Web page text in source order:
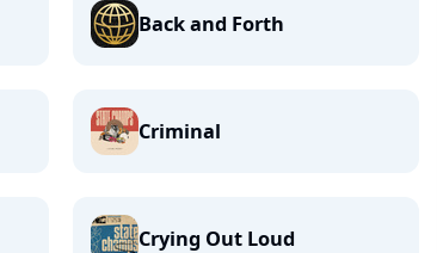
Back and Forth
Criminal
Crying Out Loud